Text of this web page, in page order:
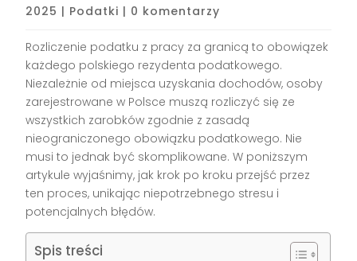
2025 | Podatki | 0 komentarzy
Rozliczenie podatku z pracy za granicą to obowiązek
każdego polskiego rezydenta podatkowego.
Niezależnie od miejsca uzyskania dochodów, osoby
zarejestrowane w Polsce muszą rozliczyć się ze
wszystkich zarobków zgodnie z zasadą
nieograniczonego obowiązku podatkowego. Nie
musi to jednak być skomplikowane. W poniższym
artykule wyjaśnimy, jak krok po kroku przejść przez
ten proces, unikając niepotrzebnego stresu i
potencjalnych błędów.
Spis treści